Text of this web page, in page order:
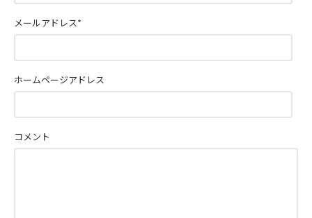
コメント
メールアドレス*
ホームページアドレス